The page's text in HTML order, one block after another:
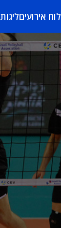
לוח אירועיםליגות